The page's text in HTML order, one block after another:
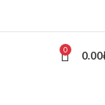
0 0.00